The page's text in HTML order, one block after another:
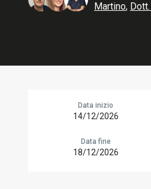
Martino,
Data inizio
14/12/2026
Data fine
18/12/2026